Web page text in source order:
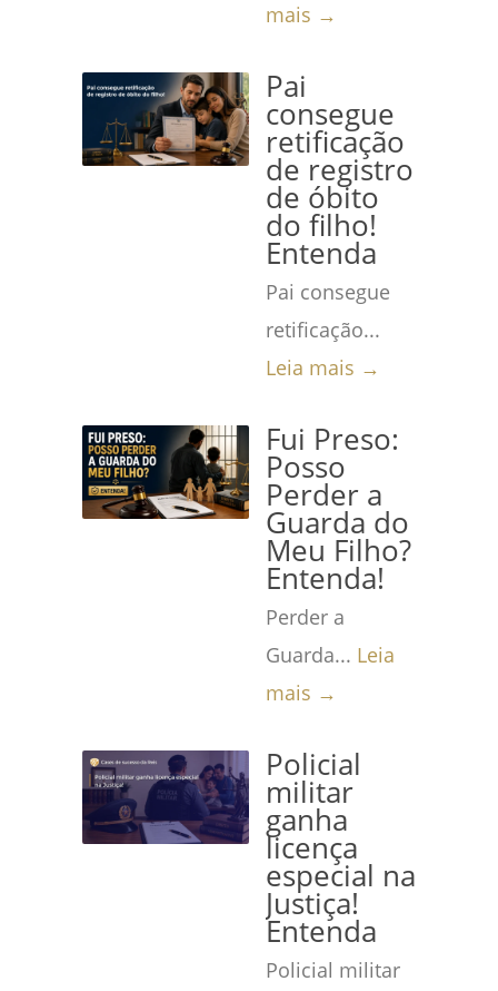
mais →
Pai
consegue
retificação
de registro
de óbito
do filho!
Entenda
Pai consegue
retificação...
Leia mais →
Fui Preso:
Posso
Perder a
Guarda do
Meu Filho?
Entenda!
Perder a
Guarda... Leia
mais →
Policial
militar
ganha
licença
especial na
Justiça!
Entenda
Policial militar